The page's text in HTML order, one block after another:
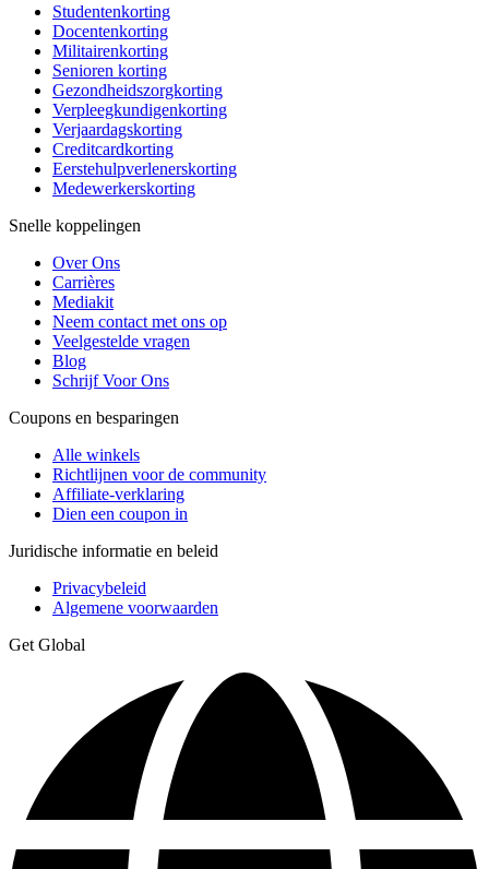
Studentenkorting
Docentenkorting
Militairenkorting
Senioren korting
Gezondheidszorgkorting
Verpleegkundigenkorting
Verjaardagskorting
Creditcardkorting
Eerstehulpverlenerskorting
Medewerkerskorting
Snelle koppelingen
Over Ons
Carrières
Mediakit
Neem contact met ons op
Veelgestelde vragen
Blog
Schrijf Voor Ons
Coupons en besparingen
Alle winkels
Richtlijnen voor de community
Affiliate-verklaring
Dien een coupon in
Juridische informatie en beleid
Privacybeleid
Algemene voorwaarden
Get Global